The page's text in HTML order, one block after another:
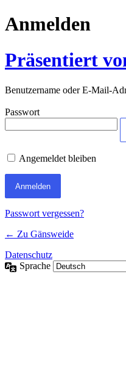
Anmelden
Präsentiert
Benutzername oder E-Mail-
Passwort
Angemeldet bleiben
Passwort vergessen?
← Zu Gänsweide
Datenschutz
Sprache